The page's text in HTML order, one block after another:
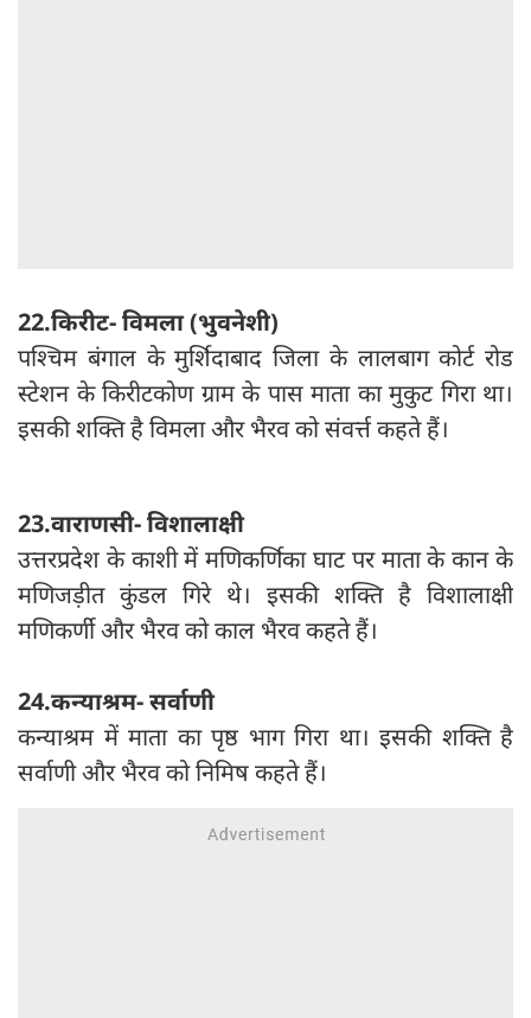
22.किरीट- विमला (भुवनेशी)
पश्चिम बंगाल के मुर्शिदाबाद जिला के लालबाग कोर्ट रोड
स्टेशन के किरीटकोण ग्राम के पास माता का मुकुट गिरा था।
इसकी शक्ति है विमला और भैरव को संवर्त्त कहते हैं।
23.वाराणसी- विशालाक्षी
उत्तरप्रदेश के काशी में मणिकर्णिका घाट पर माता के कान के
मणिजड़ीत कुंडल गिरे थे। इसकी शक्ति है विशालाक्षी‍
मणिकर्णी और भैरव को काल भैरव कहते हैं।
24.कन्याश्रम- सर्वाणी
कन्याश्रम में माता का पृष्ठ भाग गिरा था। इसकी शक्ति है
सर्वाणी और भैरव को निमिष कहते हैं।